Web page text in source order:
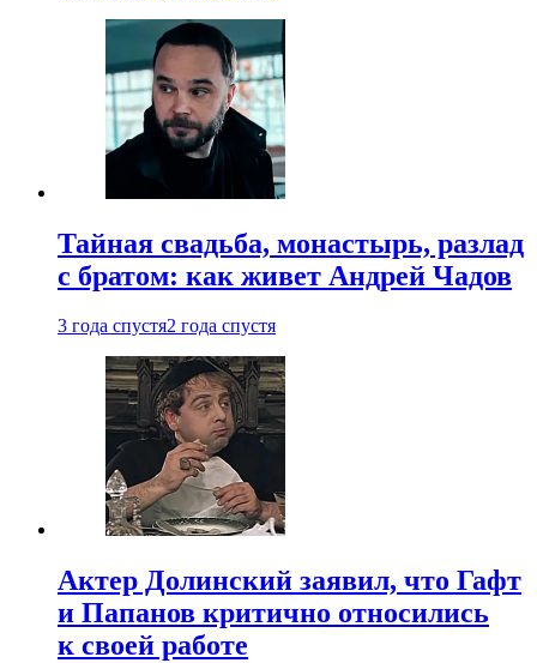
Тайная свадьба, монастырь, разлад
с братом: как живет Андрей Чадов
3 года спустя2 года спустя
Актер Долинский заявил, что Гафт
и Папанов критично относились
к своей работе